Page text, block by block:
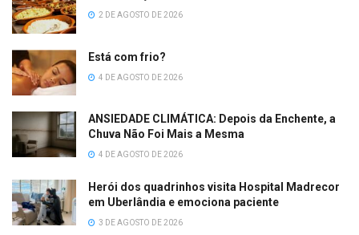
2 DE AGOSTO DE 2026
Está com frio?
4 DE AGOSTO DE 2026
ANSIEDADE CLIMÁTICA: Depois da Enchente, a
Chuva Não Foi Mais a Mesma
4 DE AGOSTO DE 2026
Herói dos quadrinhos visita Hospital Madrecor
em Uberlândia e emociona paciente
3 DE AGOSTO DE 2026